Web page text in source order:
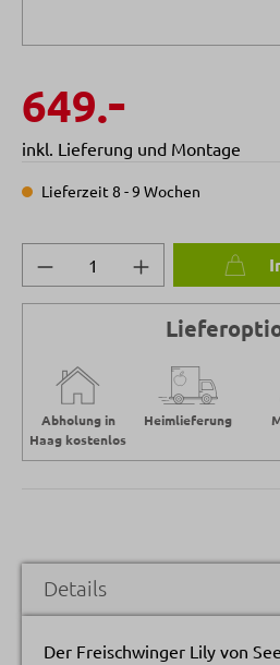
649.-
inkl. Lieferung und Montage
Lieferzeit 8 - 9 Wochen
Produkt Anzahl: Gib
Abholung in
Haag kostenlos
Heimlieferung
Details
Der Freischwinger Lily von